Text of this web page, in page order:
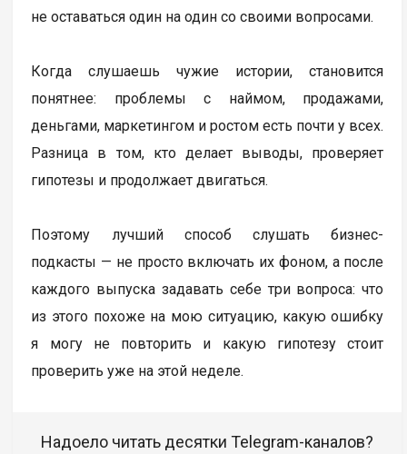
не оставаться один на один со своими вопросами.
Когда слушаешь чужие истории, становится
понятнее: проблемы с наймом, продажами,
деньгами, маркетингом и ростом есть почти у всех.
Разница в том, кто делает выводы, проверяет
гипотезы и продолжает двигаться.
Поэтому лучший способ слушать бизнес-
подкасты — не просто включать их фоном, а после
каждого выпуска задавать себе три вопроса: что
из этого похоже на мою ситуацию, какую ошибку
я могу не повторить и какую гипотезу стоит
проверить уже на этой неделе.
Надоело читать десятки Telegram-каналов?